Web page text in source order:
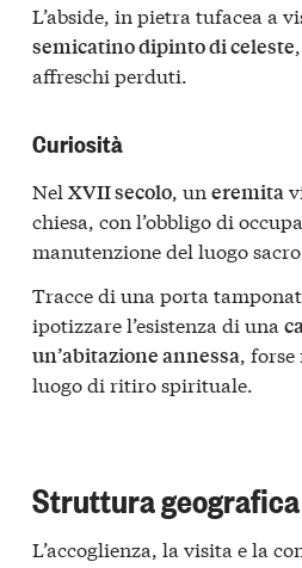
L’abside, in pietra tufacea a
semicatino dipinto di celeste
affreschi perduti.
Curiosità
Nel XVII secolo, un eremita
chiesa, con l’obbligo di
manutenzione del luogo
Tracce di una porta
ipotizzare l’esistenza di una
un’abitazione annessa,
luogo di ritiro spirituale.
Struttura
L’accoglienza, la visita e la